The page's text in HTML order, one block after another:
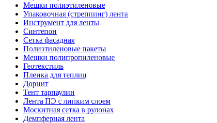
Мешки полиэтиленовые
Упаковочная (стреппинг) лента
Инструмент для ленты
Синтепон
Сетка фасадная
Полиэтиленовые пакеты
Мешки полипропиленовые
Геотекстиль
Пленка для теплиц
Дорнит
Тент тарпаулин
Лента ПЭ с липким слоем
Москитная сетка в рулонах
Демпферная лента